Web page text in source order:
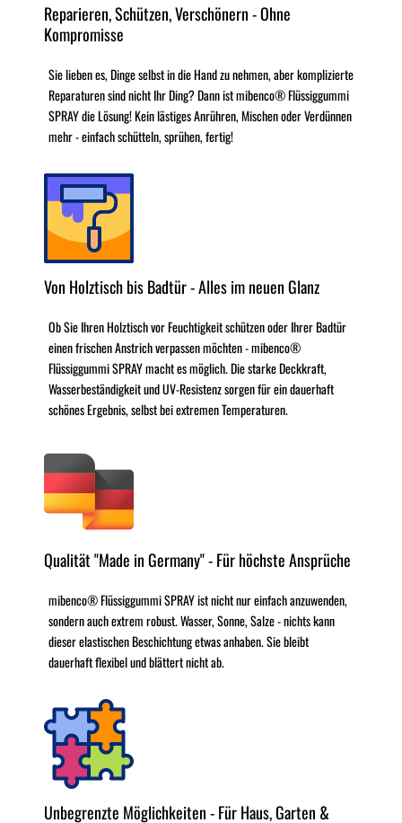
Reparieren, Schützen, Verschönern - Ohne
Kompromisse
Sie lieben es, Dinge selbst in die Hand zu nehmen, aber komplizierte
Reparaturen sind nicht Ihr Ding? Dann ist mibenco® Flüssiggummi
SPRAY die Lösung! Kein lästiges Anrühren, Mischen oder Verdünnen
mehr - einfach schütteln, sprühen, fertig!
Von Holztisch bis Badtür - Alles im neuen Glanz
Ob Sie Ihren Holztisch vor Feuchtigkeit schützen oder Ihrer Badtür
einen frischen Anstrich verpassen möchten - mibenco®
Flüssiggummi SPRAY macht es möglich. Die starke Deckkraft,
Wasserbeständigkeit und UV-Resistenz sorgen für ein dauerhaft
schönes Ergebnis, selbst bei extremen Temperaturen.
Qualität "Made in Germany" - Für höchste Ansprüche
mibenco® Flüssiggummi SPRAY ist nicht nur einfach anzuwenden,
sondern auch extrem robust. Wasser, Sonne, Salze - nichts kann
dieser elastischen Beschichtung etwas anhaben. Sie bleibt
dauerhaft flexibel und blättert nicht ab.
Unbegrenzte Möglichkeiten - Für Haus, Garten &